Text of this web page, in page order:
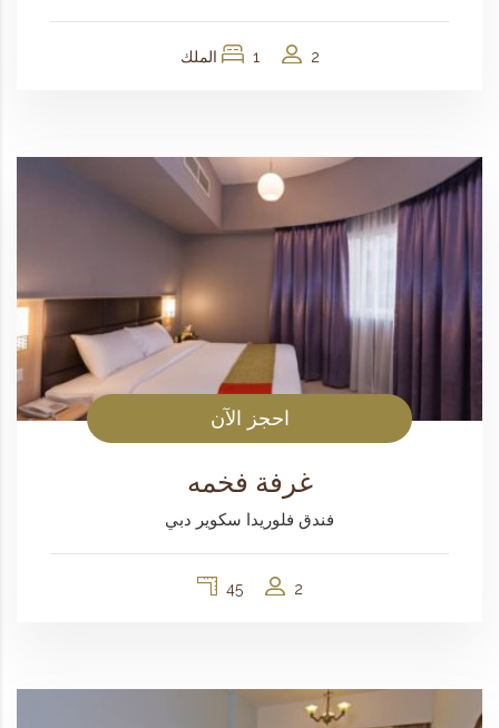
2 1 الملك
احجز الآن
غرفة فخمه
فندق فلوريدا سكوير دبي
2
45